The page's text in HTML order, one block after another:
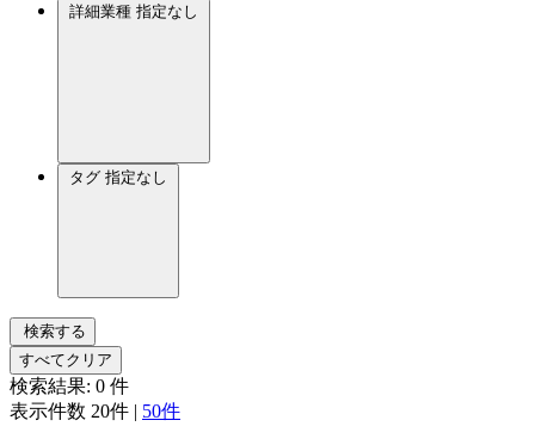
詳細業種 指定なし
タグ 指定なし
検索する
すべてクリア
検索結果: 0 件
表示件数 20件 | 50件